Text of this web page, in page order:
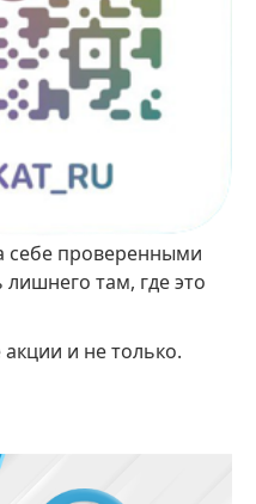
себе проверенными
там, где это
и не только.